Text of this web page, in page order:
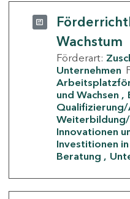
Wachstum
Förderart:
Unternehmen
und Wachsen
Qualifizierung/
Weiterbildung/
Innovationen
Investitionen
Beratung